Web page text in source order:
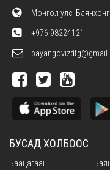
Монгол улс,
+976 98224121
БУСАД ХОЛБООС
Баацагаан